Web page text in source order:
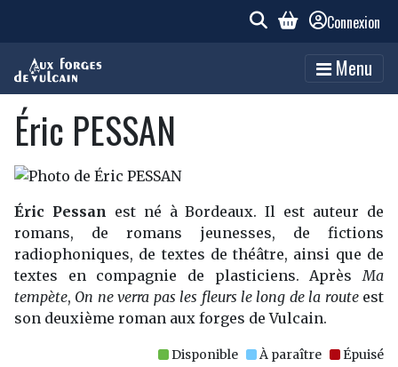
Connexion
Menu
Éric PESSAN
Éric Pessan est né à Bordeaux. Il est auteur de
romans, de romans jeunesses, de fictions
radiophoniques, de textes de théâtre, ainsi que de
textes en compagnie de plasticiens. AprèsMa
tempète, On ne verra pas les fleurs le long de la route est
son deuxième roman aux forges de Vulcain.
Disponible À paraître Épuisé